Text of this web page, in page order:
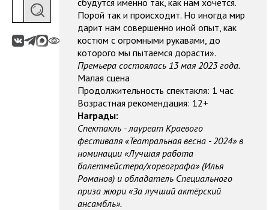
Порой так и происходит. Но иногда мир
дарит нам совершенно иной опыт, как
костюм с огромными рукавами, до
которого мы пытаемся дорасти».
Премьера состоялась 13 мая 2023 года.
Малая сцена
Продолжительность спектакля: 1 час
Возрастная рекомендация: 12+
Награды:
Спектакль - лауреат Краевого
фестиваля«Театральная весна - 2024» в
номинации «Лучшая работа
балетмейстера/хореографа» (Илья
Романов) и обладатель Специального
приза жюри «За лучший актёрский
ансамбль».